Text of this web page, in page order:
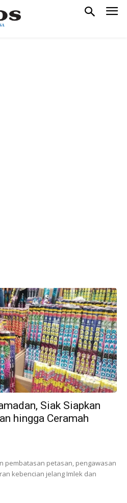
Siak Siapkan
hingga Ceramah
pembatasan petasan, pengawasan
kebencian jelang Imlek dan